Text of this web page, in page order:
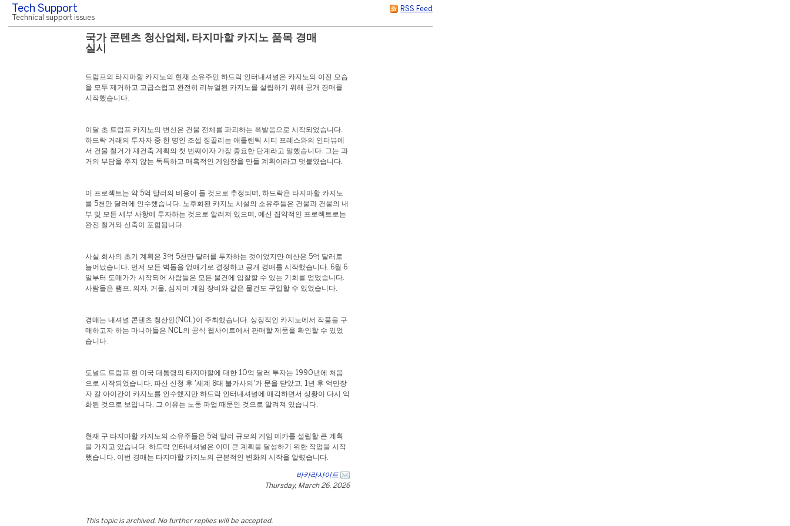
RSS Feed
Tech Support
Technical support issues
국가 콘텐츠 청산업체, 타지마할 카지노 품목 경매
실시
트럼프의 타지마할 카지노의 현재 소유주인 하드락 인터내셔널은 카지노의 이전 모습
을 모두 제거하고 고급스럽고 완전히 리뉴얼된 카지노를 설립하기 위해 공개 경매를
시작했습니다.
이달 초 트럼프 카지노의 변신은 건물 전체를 파괴하는 폭발음으로 시작되었습니다.
하드락 거래의 투자자 중 한 명인 조셉 징골리는 애틀랜틱 시티 프레스와의 인터뷰에
서 건물 철거가 재건축 계획의 첫 번째이자 가장 중요한 단계라고 말했습니다. 그는 과
거의 부담을 주지 않는 독특하고 매혹적인 게임장을 만들 계획이라고 덧붙였습니다.
이 프로젝트는 약 5억 달러의 비용이 들 것으로 추정되며, 하드락은 타지마할 카지노
를 5천만 달러에 인수했습니다. 노후화된 카지노 시설의 소유주들은 건물과 건물의 내
부 및 모든 세부 사항에 투자하는 것으로 알려져 있으며, 예산 집약적인 프로젝트로는
완전 철거와 신축이 포함됩니다.
사실 회사의 초기 계획은 3억 5천만 달러를 투자하는 것이었지만 예산은 5억 달러로
늘어났습니다. 먼저 모든 벽돌을 없애기로 결정하고 공개 경매를 시작했습니다. 6월 6
일부터 도매가가 시작되어 사람들은 모든 물건에 입찰할 수 있는 기회를 얻었습니다.
사람들은 램프, 의자, 거울, 심지어 게임 장비와 같은 물건도 구입할 수 있었습니다.
경매는 내셔널 콘텐츠 청산인(NCL)이 주최했습니다. 상징적인 카지노에서 작품을 구
매하고자 하는 마니아들은 NCL의 공식 웹사이트에서 판매할 제품을 확인할 수 있었
습니다.
도널드 트럼프 현 미국 대통령의 타지마할에 대한 10억 달러 투자는 1990년에 처음
으로 시작되었습니다. 파산 신청 후 '세계 8대 불가사의'가 문을 닫았고, 1년 후 억만장
자 칼 아이칸이 카지노를 인수했지만 하드락 인터내셔널에 매각하면서 상황이 다시 악
화된 것으로 보입니다. 그 이유는 노동 파업 때문인 것으로 알려져 있습니다.
현재 구 타지마할 카지노의 소유주들은 5억 달러 규모의 게임 메카를 설립할 큰 계획
을 가지고 있습니다. 하드락 인터내셔널은 이미 큰 계획을 달성하기 위한 작업을 시작
했습니다. 이번 경매는 타지마할 카지노의 근본적인 변화의 시작을 알렸습니다.
바카라사이트
Thursday, March 26, 2026
This topic is archived. No further replies will be accepted.